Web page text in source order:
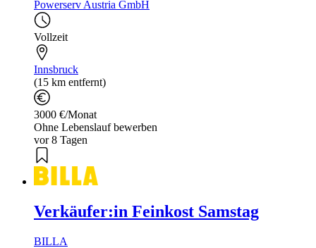
Powerserv Austria GmbH
Vollzeit
Innsbruck
(15 km entfernt)
3000 €/Monat
Ohne Lebenslauf bewerben
vor 8 Tagen
Verkäufer:in Feinkost Samstag
BILLA